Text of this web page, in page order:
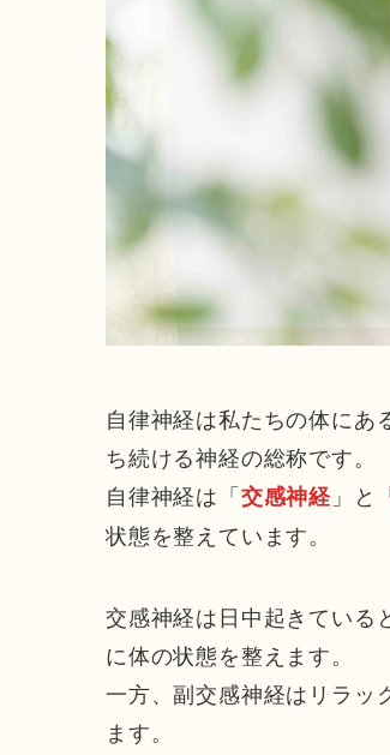
自律神経は私たちの体にあ
ち続ける神経の総称です。
自律神経は「交感神経 」と
状態を整えています。
交感神経は日中起きている
に体の状態を整えます。
一方、副交感神経はリラッ
ます。